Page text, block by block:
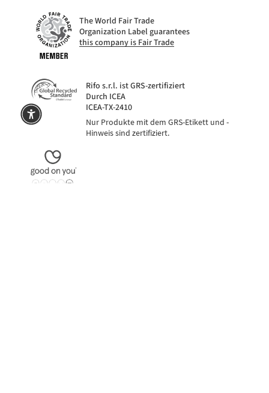
The World Fair Trade
Organization Label guarantees
this company is Fair Trade
Rifo s.r.l. ist GRS-zertifiziert
Durch ICEA
ICEA-TX-2410
Nur Produkte mit dem GRS-Etikett und -
Hinweis sind zertifiziert.